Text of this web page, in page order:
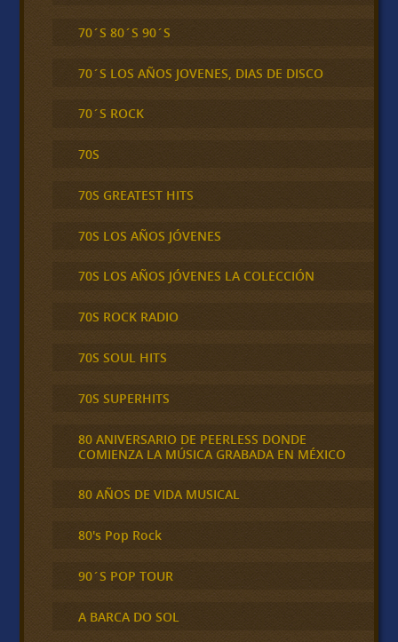
70´S 80´S 90´S
70´S LOS AÑOS JOVENES, DIAS DE DISCO
70´S ROCK
70S
70S GREATEST HITS
70S LOS AÑOS JÓVENES
70S LOS AÑOS JÓVENES LA COLECCIÓN
70S ROCK RADIO
70S SOUL HITS
70S SUPERHITS
80 ANIVERSARIO DE PEERLESS DONDE
COMIENZA LA MÚSICA GRABADA EN MÉXICO
80 AÑOS DE VIDA MUSICAL
80's Pop Rock
90´S POP TOUR
A BARCA DO SOL